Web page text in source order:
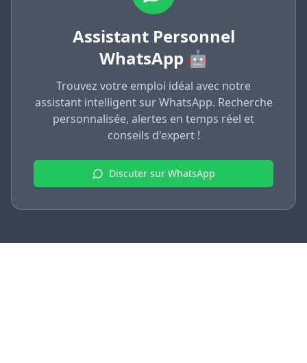
Assistant Personnel
WhatsApp 🤖
Trouvez votre emploi idéal avec notre
assistant intelligent sur WhatsApp. Recherche
personnalisée, alertes en temps réel et
conseils d'expert !
Discuter sur WhatsApp